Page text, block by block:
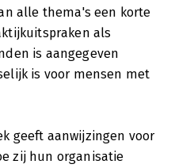
alle thema's een korte
als
is aangegeven
is voor mensen met
geeft aanwijzingen voor
zij hun organisatie